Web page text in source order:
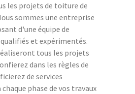
les projets de toiture de
sommes une entreprise
d'une équipe de
et expérimentés.
tous les projets
dans les règles de
de services
phase de vos travaux